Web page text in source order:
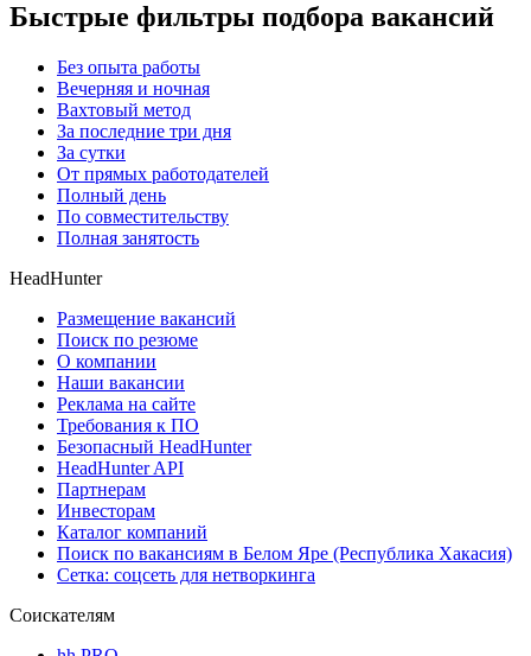
Быстрые фильтры подбора вакансий
Без опыта работы
Вечерняя и ночная
Вахтовый метод
За последние три дня
За сутки
От прямых работодателей
Полный день
По совместительству
Полная занятость
HeadHunter
Размещение вакансий
Поиск по резюме
О компании
Наши вакансии
Реклама на сайте
Требования к ПО
Безопасный HeadHunter
HeadHunter API
Партнерам
Инвесторам
Каталог компаний
Поиск по вакансиям в Белом Яре (Республика Хакасия)
Сетка: соцсеть для нетворкинга
Соискателям